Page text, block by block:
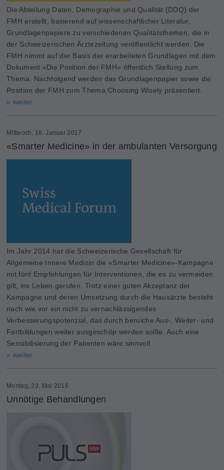
Die Abteilung Daten, Demographie und Qualität (DDQ) der
FMH erstellt, basierend auf wissenschaftlicher Lite­ratur,
Grundlagenpapiere zu verschiedenen Qualitätsthemen, die in
der Schweizerischen Ärztezeitung veröffentlicht werden. Die
FMH nimmt auf der Basis der erarbeiteten Grundlagen mit dem
Dokument «Die ­Position der FMH» öffentlich Stellung zum
Thema. Nachfolgend werden das Grundlagen­papier sowie die
Position der FMH zum Thema Choosing Wisely prä­sentiert.
» weiter
Mittwoch, 18. Januar 2017
«Smarter Medicine» in der ambulanten Versorgung
Im Jahr 2014 hat die Schweizerische Gesellschaft für
Allgemeine Innere Medizin die «Smarter Medicine»-Kampagne
mit fünf Empfehlungen für Interventionen, die es zu vermeiden
gilt, ins Leben gerufen. Trotz einer guten Akzeptanz der
Kampagne und deren Umsetzung durch die Hausärzte besteht
nach wie vor ein nicht zu vernachlässigendes
Verbesserungspotenzial, das durch beruiche Aus-, Weiter- und
Fortbildungen weiter ausgeschöp werden sollte. Auch eine
Sensibilisierung der Patienten wäre sinnvoll.
» weiter
Montag, 23. Mai 2016
Unnötige Behandlungen